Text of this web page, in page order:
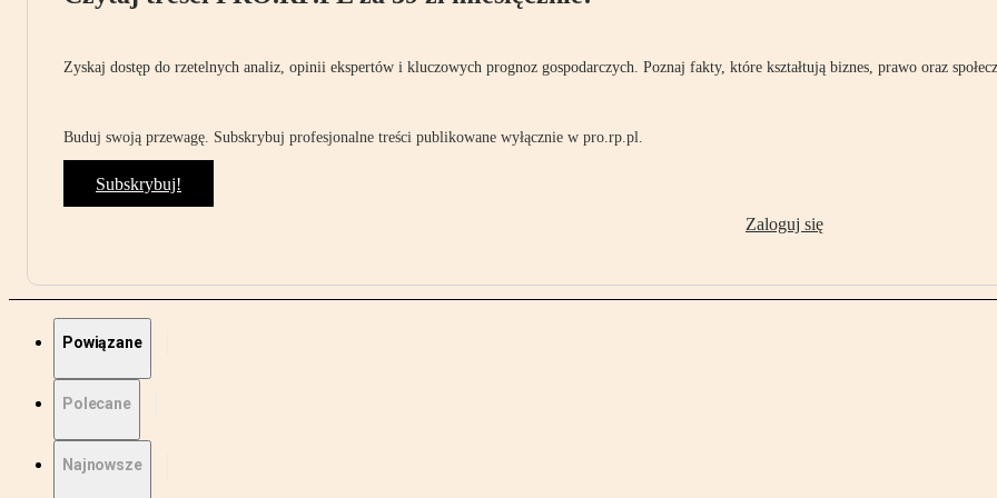
Zyskaj dostęp do rzetelnych analiz, opinii ekspertów i kluczowych prognoz gospodarczych. Poznaj fakty, które kształtują biznes, prawo oraz
Buduj swoją przewagę. Subskrybuj profesjonalne treści publikowane wyłącznie w pro.rp.pl.
Subskrybuj!
Zaloguj się
Powiązane
Polecane
Najnowsze